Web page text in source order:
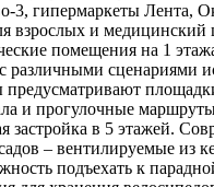
3, гипермаркеты Лента,
взрослых и медицинский
помещения на 1
различными сценариями
и прогулочные
застройка в 5 этажей.
– вентилируемые из
подъехать к